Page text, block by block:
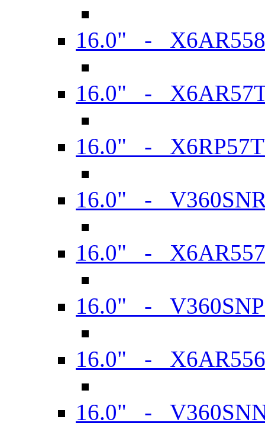
16.0" -
16.0" -
16.0" -
16.0" -
16.0" -
16.0" -
16.0" -
16.0" -